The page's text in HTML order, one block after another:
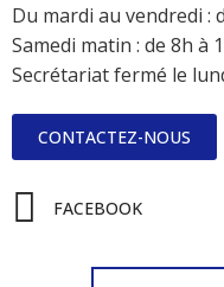
Du mardi au vendredi :
Samedi matin : de 8h à
Secrétariat fermé le
CONTACTEZ-NOUS
FACEBOOK